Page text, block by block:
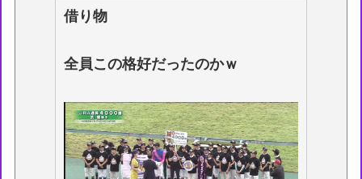
借り物
全員この格好だったのかｗ